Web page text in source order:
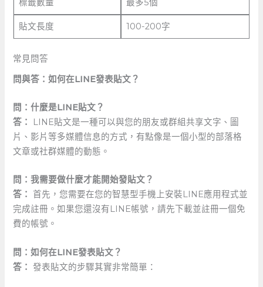
標籤數量 最多5個
貼文長度 100-200字
常見問答
問與答：如何在LINE發表貼文？
問：什麼是LINE貼文？
答：
LINE貼文是一種可以與您的朋友或群組共享文字、圖
片、影片等多媒體信息的方式，有點像是一個小型的部落格
文章或社群媒體的動態。
問：我需要做什麼才能開始發貼文？
答： 首先，您需要在您的智慧型手機上安裝LINE應用程式並
完成註冊。如果您還沒有LINE帳號，請先下載並註冊一個免
費的帳號。
問：如何在LINE發表貼文？
答： 發表貼文的步驟其實非常簡單：